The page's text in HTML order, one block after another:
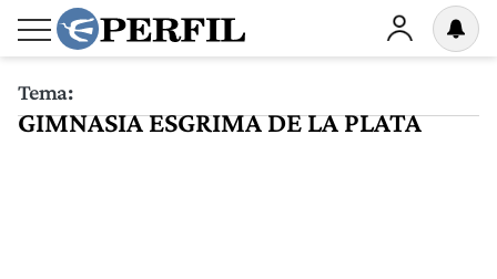
Tema:
GIMNASIA ESGRIMA DE LA PLATA